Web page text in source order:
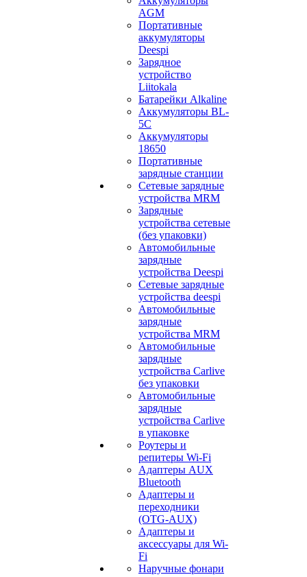
АGM
Портативные
аккумуляторы
Deespi
Зарядное
устройство
Liitokala
Батарейки Alkaline
Аккумуляторы BL-
5C
Аккумуляторы
18650
Портативные
зарядные станции
Сетевые зарядные
устройства MRM
Зарядные
устройства сетевые
(без упаковки)
Автомобильные
зарядные
устройства Deespi
Сетевые зарядные
устройства deespi
Автомобильные
зарядные
устройства MRM
Автомобильные
зарядные
устройства Carlive
без упаковки
Автомобильные
зарядные
устройства Carlive
в упаковке
Роутеры и
репитеры Wi-Fi
Адаптеры AUX
Bluetooth
Адаптеры и
переходники
(OTG-AUX)
Адаптеры и
аксессуары для Wi-
Fi
Наручные фонари